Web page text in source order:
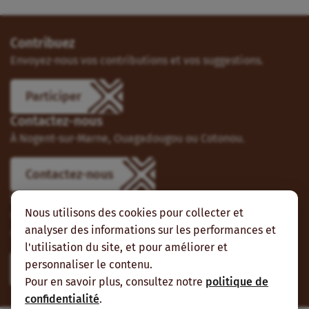
Nous utilisons des cookies pour collecter et
analyser des informations sur les performances et
l'utilisation du site, et pour améliorer et
personnaliser le contenu.
Pour en savoir plus, consultez notre politique de
confidentialité.
Contribuez
Envoyez-nous vos contributions et vos suggestions.
Participer
Contactez-nous
À Nogent-sur-Marne, Ouagadougou ou Cotonou.
Contactez-nous
Suivez-nous
Vous pouvez aussi vous abonner à nos flux RSS et nous
suivre sur les réseaux sociaux.